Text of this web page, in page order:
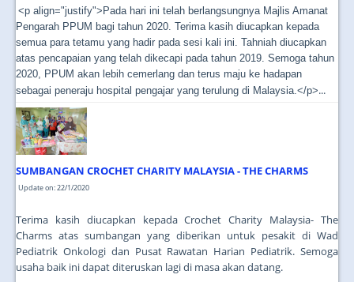
SSO
<p align="justify">Pada hari ini telah berlangsungnya Majlis Amanat
Pengarah PPUM bagi tahun 2020. Terima kasih diucapkan kepada
semua para tetamu yang hadir pada sesi kali ini. Tahniah diucapkan
atas pencapaian yang telah dikecapi pada tahun 2019. Semoga tahun
2020, PPUM akan lebih cemerlang dan terus maju ke hadapan
sebagai peneraju hospital pengajar yang terulung di Malaysia.</p>...
SUMBANGAN CROCHET CHARITY MALAYSIA - THE CHARMS
Update on: 22/1/2020
Terima kasih diucapkan kepada Crochet Charity Malaysia- The
Charms atas sumbangan yang diberikan untuk pesakit di Wad
Pediatrik Onkologi dan Pusat Rawatan Harian Pediatrik. Semoga
usaha baik ini dapat diteruskan lagi di masa akan datang.